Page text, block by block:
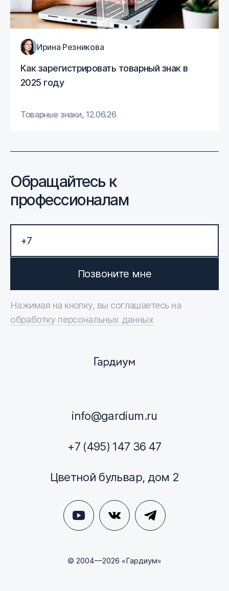
Как зарегистрировать товарный знак в
2025 году
Ирина Резникова
Товарные знаки, 12.06.26
Обращайтесь к
профессионалам
Позвоните мне
Нажимая на кнопку, вы соглашаетесь на
обработку персональных данных
info@gardium.ru
+7 (495) 147 36 47
Цветной бульвар, дом 2
© 2004—2026 «Гардиум»